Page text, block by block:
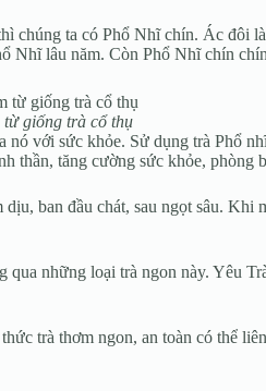
chúng ta có Phổ Nhĩ chín. Ác đôi
lâu năm. Còn Phổ Nhĩ chín
giống trà cổ thụ
với sức khỏe. Sử dụng trà Phổ
thần, tăng cường sức khỏe, phòng
ban đầu chát, sau ngọt sâu. Khi
những loại trà ngon này. Yêu
trà thơm ngon, an toàn có thể